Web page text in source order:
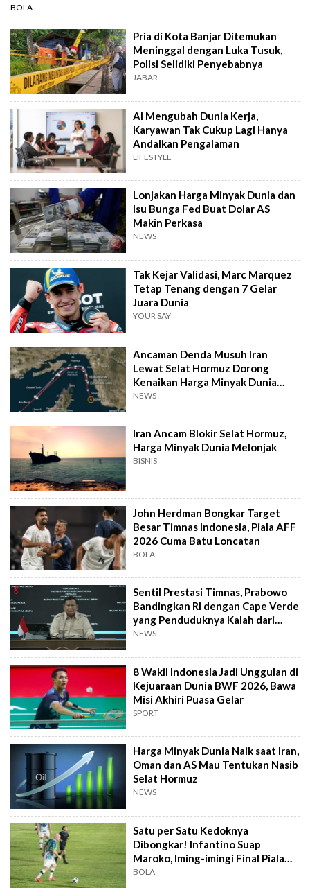
BOLA
Pria di Kota Banjar Ditemukan
Meninggal dengan Luka Tusuk,
Polisi Selidiki Penyebabnya
JABAR
AI Mengubah Dunia Kerja,
Karyawan Tak Cukup Lagi Hanya
Andalkan Pengalaman
LIFESTYLE
Lonjakan Harga Minyak Dunia dan
Isu Bunga Fed Buat Dolar AS
Makin Perkasa
NEWS
Tak Kejar Validasi, Marc Marquez
Tetap Tenang dengan 7 Gelar
Juara Dunia
YOUR SAY
Ancaman Denda Musuh Iran
Lewat Selat Hormuz Dorong
Kenaikan Harga Minyak Dunia
Awal Agustus 2026
NEWS
Iran Ancam Blokir Selat Hormuz,
Harga Minyak Dunia Melonjak
BISNIS
John Herdman Bongkar Target
Besar Timnas Indonesia, Piala AFF
2026 Cuma Batu Loncatan
BOLA
Sentil Prestasi Timnas, Prabowo
Bandingkan RI dengan Cape Verde
yang Penduduknya Kalah dari
Sumedang
NEWS
8 Wakil Indonesia Jadi Unggulan di
Kejuaraan Dunia BWF 2026, Bawa
Misi Akhiri Puasa Gelar
SPORT
Harga Minyak Dunia Naik saat Iran,
Oman dan AS Mau Tentukan Nasib
Selat Hormuz
NEWS
Satu per Satu Kedoknya
Dibongkar! Infantino Suap
Maroko, Iming-imingi Final Piala
Dunia
BOLA